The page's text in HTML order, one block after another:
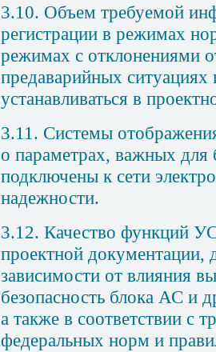
3.10. Объем требуемой
регистрации в режимах
режимах с отклонениями
предаварийных
устанавливаться в
3.11. Системы
о параметрах, важных для
подключены к сети
надежности.
3.12. Качество функций
проектной документации,
зависимости от влияния
безопасность блока АС и
а также в соответствии с
федеральных норм и